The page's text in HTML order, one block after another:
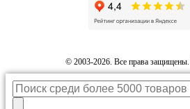
© 2003-2026. Все права